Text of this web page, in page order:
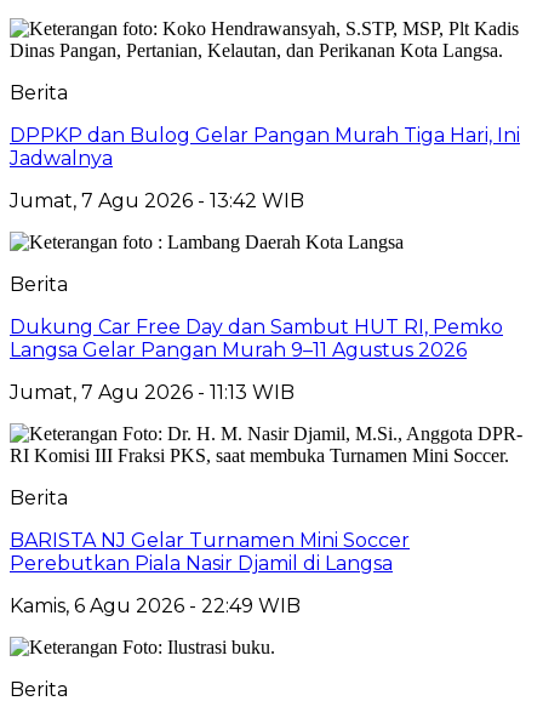
Berita
DPPKP dan Bulog Gelar Pangan Murah Tiga Hari, Ini
Jadwalnya
Jumat, 7 Agu 2026 - 13:42 WIB
Berita
Dukung Car Free Day dan Sambut HUT RI, Pemko
Langsa Gelar Pangan Murah 9–11 Agustus 2026
Jumat, 7 Agu 2026 - 11:13 WIB
Berita
BARISTA NJ Gelar Turnamen Mini Soccer
Perebutkan Piala Nasir Djamil di Langsa
Kamis, 6 Agu 2026 - 22:49 WIB
Berita